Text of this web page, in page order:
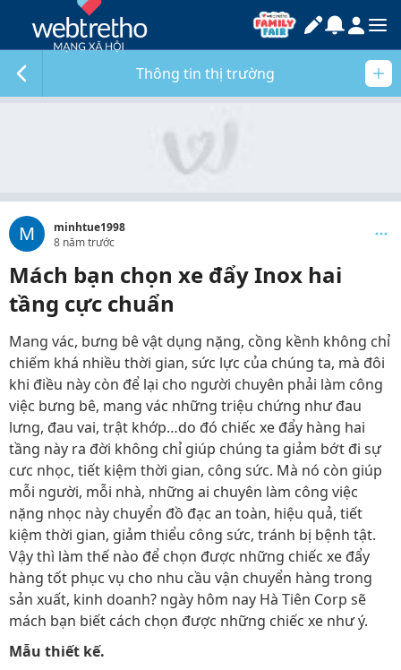
Thông tin thị trường
M
minhtue1998
8 năm trước
Mách bạn chọn xe đẩy Inox hai
tầng cực chuẩn
Mang vác, bưng bê vật dụng nặng, cồng kềnh không chỉ
chiếm khá nhiều thời gian, sức lực của chúng ta, mà đôi
khi điều này còn để lại cho người chuyên phải làm công
việc bưng bê, mang vác những triệu chứng như đau
lưng, đau vai, trật khớp…do đó chiếc xe đẩy hàng hai
tầng này ra đời không chỉ giúp chúng ta giảm bớt đi sự
cưc nhọc, tiết kiệm thời gian, công sức. Mà nó còn giúp
mỗi người, mỗi nhà, những ai chuyên làm công việc
nặng nhọc này chuyển đồ đạc an toàn, hiệu quả, tiết
kiệm thời gian, giảm thiểu công sức, tránh bị bệnh tật.
Vậy thì làm thế nào để chọn được những chiếc xe đẩy
hàng tốt phục vụ cho nhu cầu vận chuyển hàng trong
sản xuất, kinh doanh? ngày hôm nay Hà Tiên Corp sẽ
mách bạn biết cách chọn được những chiếc xe như ý.
Mẫu thiết kế.